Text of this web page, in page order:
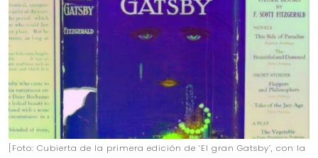
[Foto: Cubierta de la primera edición de ‘El gran Gatsby’, con la